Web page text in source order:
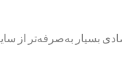
بسیار به‌صرفه‌تر از